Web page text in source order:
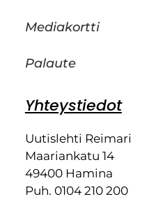
Mediakortti
Palaute
Yhteystiedot
Uutislehti Reimari
Maariankatu 14
49400 Hamina
Puh. 0104 210 200